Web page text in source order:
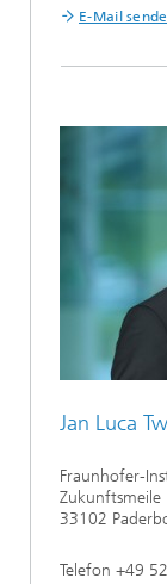
E-Mail
Jan Luca
Fraunhofer-
Zukunftsmeile
33102
Telefon +49